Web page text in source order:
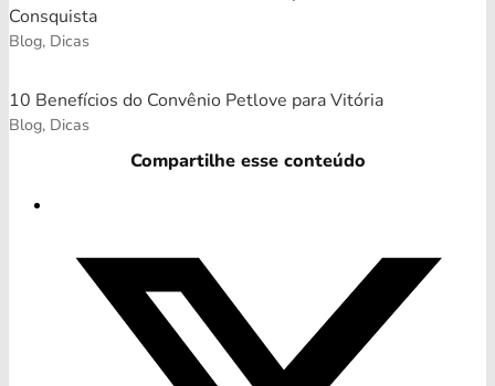
Consquista
Blog, Dicas
10 Benefícios do Convênio Petlove para Vitória
Blog, Dicas
Compartilhe esse conteúdo